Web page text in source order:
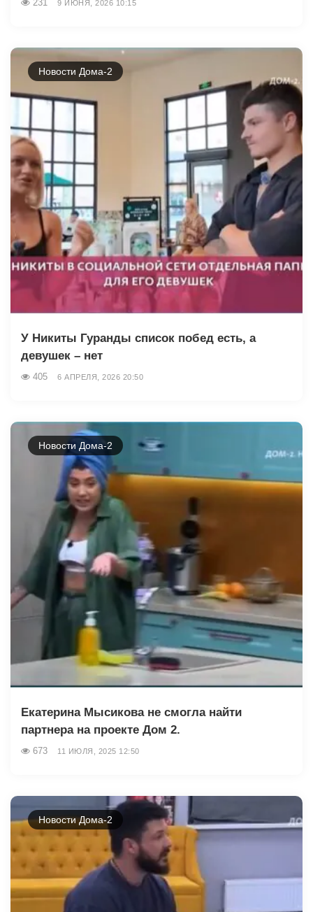
231 9 ИЮНЯ, 2026 10:15
Новости Дома-2
У Никиты Гуранды список побед есть, а
девушек – нет
405 6 АПРЕЛЯ, 2026 20:50
Новости Дома-2
Екатерина Мысикова не смогла найти
партнера на проекте Дом 2.
673 11 ИЮЛЯ, 2025 12:50
Новости Дома-2